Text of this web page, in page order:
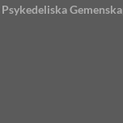
Psykedeliska